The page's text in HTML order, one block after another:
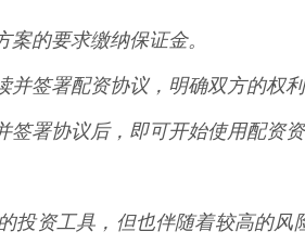
的要求缴纳保证金。
签署配资协议，明确双方的权利
署协议后，即可开始使用配资资
投资工具，但也伴随着较高的风